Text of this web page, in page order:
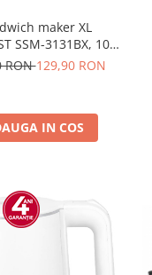
maker XL
SSM-3131BX, 1000
placi detasabile
RON129,90 RON
IN COS